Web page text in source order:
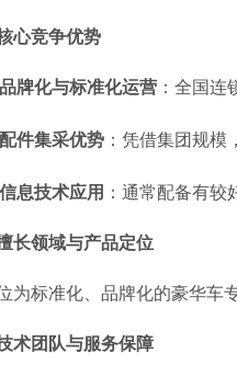
心竞争优势
品牌化与标准化运营 ：全国连
配件集采优势 ：凭借集团规模
信息技术应用 ：通常配备有较
长领域与产品定位
定位为标准化、品牌化的豪
术团队与服务保障